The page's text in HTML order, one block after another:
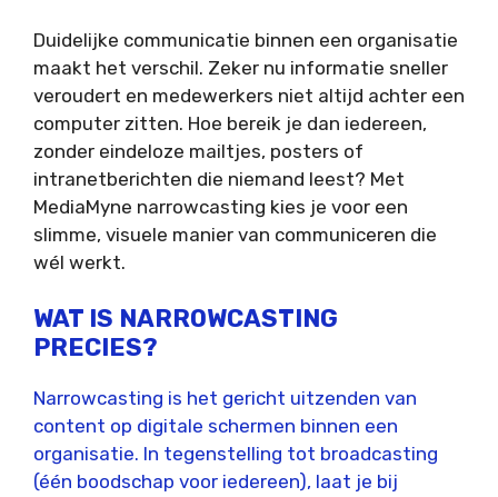
Duidelijke communicatie binnen een organisatie
maakt het verschil. Zeker nu informatie sneller
veroudert en medewerkers niet altijd achter een
computer zitten. Hoe bereik je dan iedereen,
zonder eindeloze mailtjes, posters of
intranetberichten die niemand leest? Met
MediaMyne narrowcasting kies je voor een
slimme, visuele manier van communiceren die
wél werkt.
WAT IS NARROWCASTING
PRECIES?
Narrowcasting is het gericht uitzenden van
content op digitale schermen binnen een
organisatie. In tegenstelling tot broadcasting
(één boodschap voor iedereen), laat je bij